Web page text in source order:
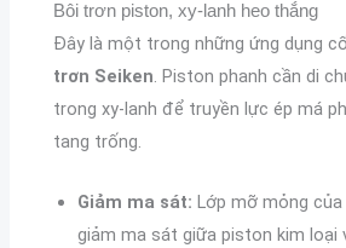
Bôi trơn piston, xy-lanh heo thắng
Đây là một trong những ứng dụng
trơn Seiken. Piston phanh cần di
trong xy-lanh để truyền lực ép má
tang trống.
Giảm ma sát: Lớp mỡ mỏng của
giảm ma sát giữa piston kim loại